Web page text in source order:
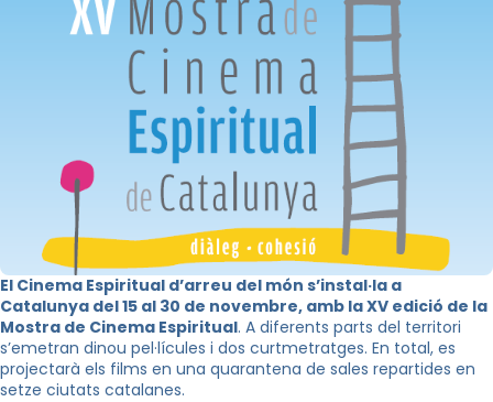
El Cinema Espiritual d’arreu del món s’instal·la a
Catalunya del 15 al 30 de novembre, amb la XV edició de la
Mostra de Cinema Espiritual. A diferents parts del territori
s’emetran dinou pel·lícules i dos curtmetratges. En total, es
projectarà els films en una quarantena de sales repartides en
setze ciutats catalanes.